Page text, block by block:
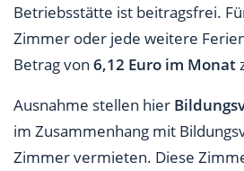
Betriebsstätte ist beitragsfrei.
Zimmer oder jede weitere
Betrag von 6,12 Euro im Monat
Ausnahme stellen hier
im Zusammenhang mit
Zimmer vermieten. Diese